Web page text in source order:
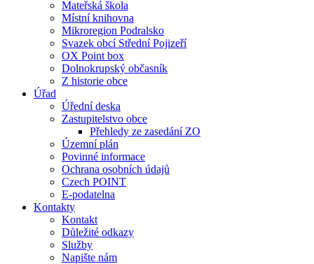
Mateřská škola
Místní knihovna
Mikroregion Podralsko
Svazek obcí Střední Pojizeří
OX Point box
Dolnokrupský občasník
Z historie obce
Úřad
Úřední deska
Zastupitelstvo obce
Přehledy ze zasedání ZO
Územní plán
Povinné informace
Ochrana osobních údajů
Czech POINT
E-podatelna
Kontakty
Kontakt
Důležité odkazy
Služby
Napište nám